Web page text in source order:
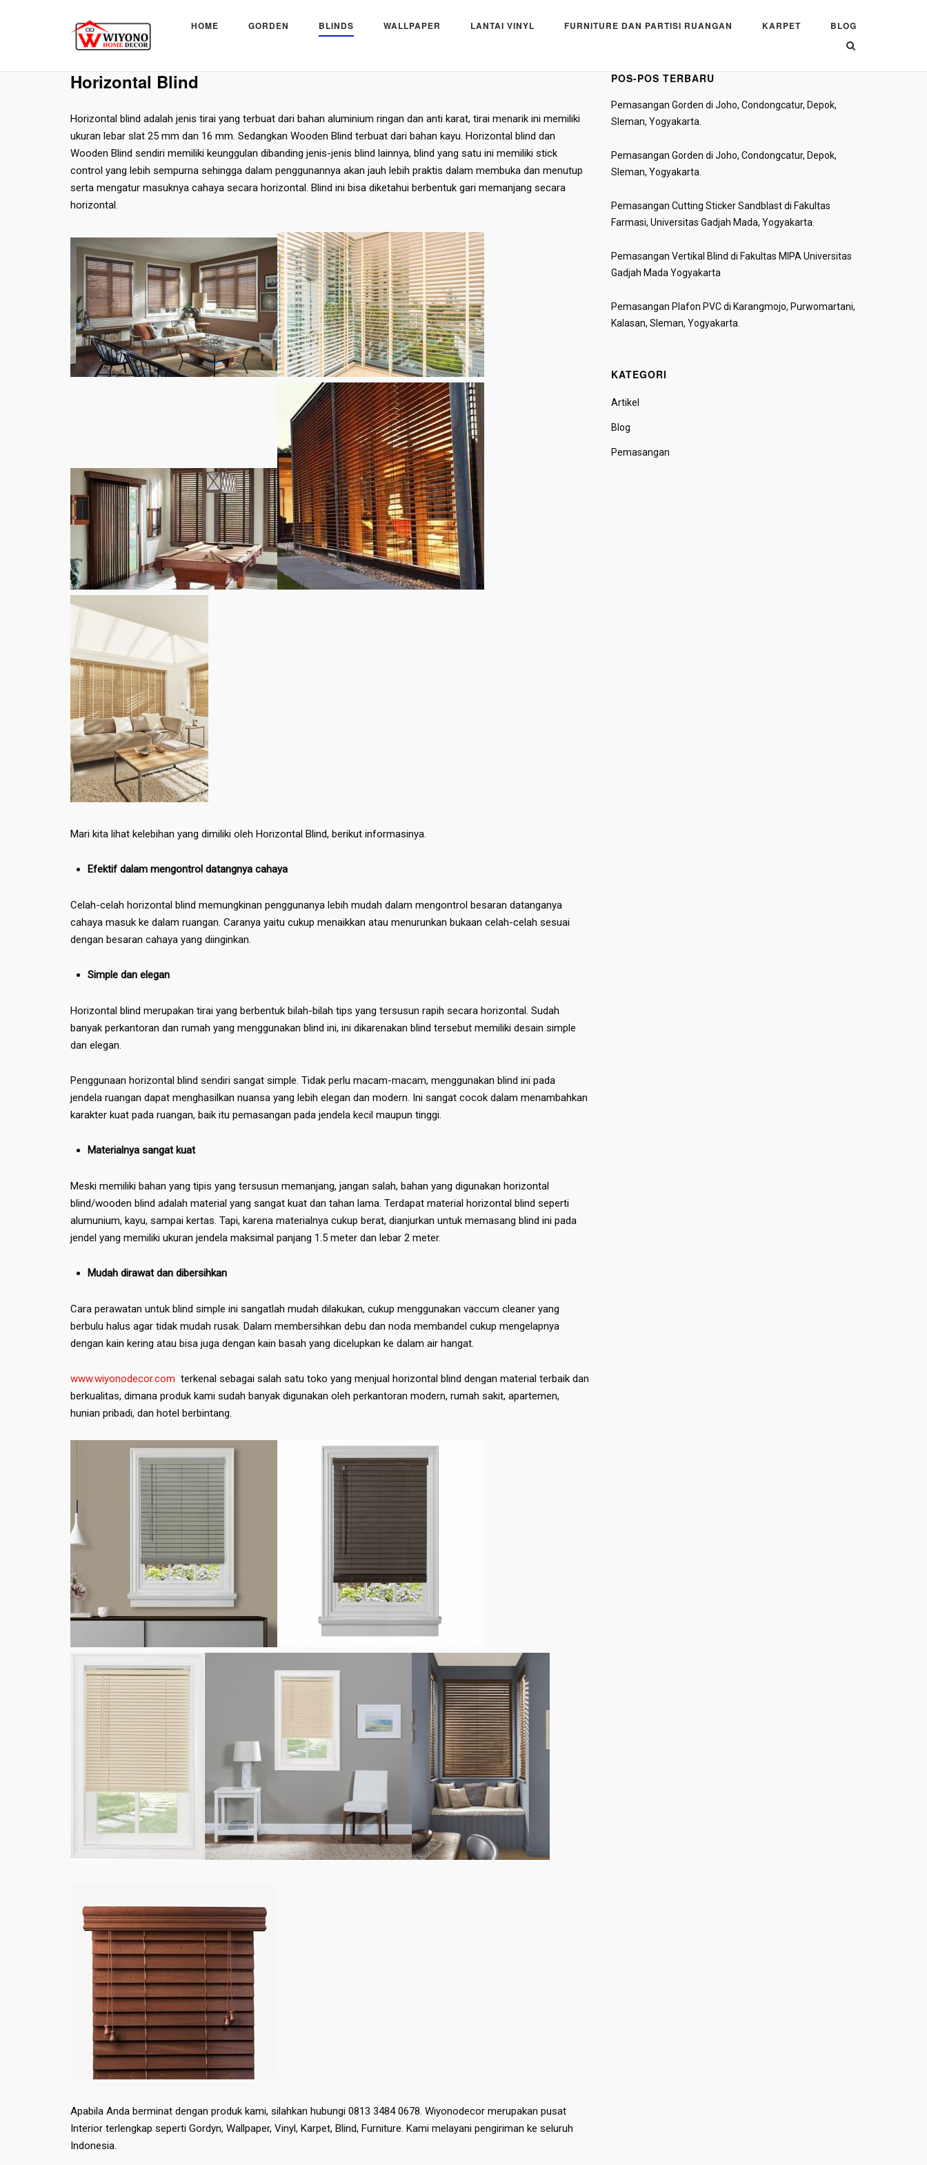
HOME GORDEN BLINDS WALLPAPER LANTAI VINYL FURNITURE DAN PARTISI RUANGAN KARPET BLOG
Beranda»Blinds»Horizontal Blind
Horizontal Blind
Horizontal blind adalah jenis tirai yang terbuat dari bahan aluminium ringan dan anti karat, tirai menarik ini memiliki
ukuran lebar slat 25 mm dan 16 mm. Sedangkan Wooden Blind terbuat dari bahan kayu. Horizontal blind dan
Wooden Blind sendiri memiliki keunggulan dibanding jenis-jenis blind lainnya, blind yang satu ini memiliki stick
control yang lebih sempurna sehingga dalam penggunannya akan jauh lebih praktis dalam membuka dan menutup
serta mengatur masuknya cahaya secara horizontal. Blind ini bisa diketahui berbentuk gari memanjang secara
horizontal.
Mari kita lihat kelebihan yang dimiliki oleh Horizontal Blind, berikut informasinya.
Efektif dalam mengontrol datangnya cahaya
Celah-celah horizontal blind memungkinan penggunanya lebih mudah dalam mengontrol besaran datanganya
cahaya masuk ke dalam ruangan. Caranya yaitu cukup menaikkan atau menurunkan bukaan celah-celah sesuai
dengan besaran cahaya yang diinginkan.
Simple dan elegan
Horizontal blind merupakan tirai yang berbentuk bilah-bilah tips yang tersusun rapih secara horizontal. Sudah
banyak perkantoran dan rumah yang menggunakan blind ini, ini dikarenakan blind tersebut memiliki desain simple
dan elegan.
Penggunaan horizontal blind sendiri sangat simple. Tidak perlu macam-macam, menggunakan blind ini pada
jendela ruangan dapat menghasilkan nuansa yang lebih elegan dan modern. Ini sangat cocok dalam menambahkan
karakter kuat pada ruangan, baik itu pemasangan pada jendela kecil maupun tinggi.
Materialnya sangat kuat
Meski memiliki bahan yang tipis yang tersusun memanjang, jangan salah, bahan yang digunakan horizontal
blind/wooden blind adalah material yang sangat kuat dan tahan lama. Terdapat material horizontal blind seperti
alumunium, kayu, sampai kertas. Tapi, karena materialnya cukup berat, dianjurkan untuk memasang blind ini pada
jendel yang memiliki ukuran jendela maksimal panjang 1.5 meter dan lebar 2 meter.
Mudah dirawat dan dibersihkan
Cara perawatan untuk blind simple ini sangatlah mudah dilakukan, cukup menggunakan vaccum cleaner yang
berbulu halus agar tidak mudah rusak. Dalam membersihkan debu dan noda membandel cukup mengelapnya
dengan kain kering atau bisa juga dengan kain basah yang dicelupkan ke dalam air hangat.
www.wiyonodecor.com terkenal sebagai salah satu toko yang menjual horizontal blind dengan material terbaik dan
berkualitas, dimana produk kami sudah banyak digunakan oleh perkantoran modern, rumah sakit, apartemen,
hunian pribadi, dan hotel berbintang.
Apabila Anda berminat dengan produk kami, silahkan hubungi 0813 3484 0678. Wiyonodecor merupakan pusat
Interior terlengkap seperti Gordyn, Wallpaper, Vinyl, Karpet, Blind, Furniture. Kami melayani pengiriman ke seluruh
Indonesia.
POS-POS TERBARU
Pemasangan Gorden di Joho, Condongcatur, Depok,
Sleman, Yogyakarta.
Pemasangan Gorden di Joho, Condongcatur, Depok,
Sleman, Yogyakarta.
Pemasangan Cutting Sticker Sandblast di Fakultas
Farmasi, Universitas Gadjah Mada, Yogyakarta.
Pemasangan Vertikal Blind di Fakultas MIPA Universitas
Gadjah Mada Yogyakarta
Pemasangan Plafon PVC di Karangmojo, Purwomartani,
Kalasan, Sleman, Yogyakarta.
KATEGORI
Artikel
Blog
Pemasangan